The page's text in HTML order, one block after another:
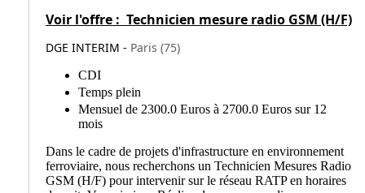
Voir l'offre : Technicien mesure radio GSM (H/F)
DGE INTERIM - Paris (75)
CDI
Temps plein
Mensuel de 2300.0 Euros à 2700.0 Euros sur 12
mois
Dans le cadre de projets d'infrastructure en environnement
ferroviaire, nous recherchons un Technicien Mesures Radio
GSM (H/F) pour intervenir sur le réseau RATP en horaires